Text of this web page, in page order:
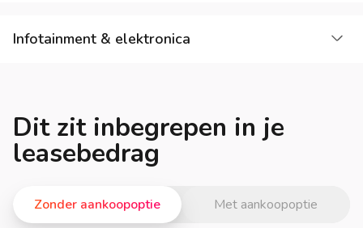
Infotainment & elektronica
Dit zit inbegrepen in je
leasebedrag
Met aankoopoptie
Zonder aankoopoptie